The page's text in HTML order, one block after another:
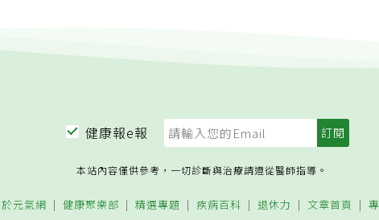
健康報e報
本站內容僅供參考，一切診斷與治療請遵從醫師指導。
元氣網 健康聚樂部 精選專題 疾病百科 退休力 文章首頁